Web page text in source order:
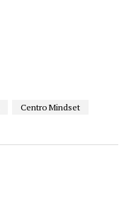
Centro Mindset